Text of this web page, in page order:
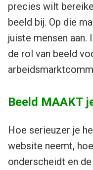
precies wilt
beeld bij. Op die
juiste mensen aan.
de rol van beeld
Beeld MAAKT
Hoe serieuzer je
website neemt,
onderscheidt en